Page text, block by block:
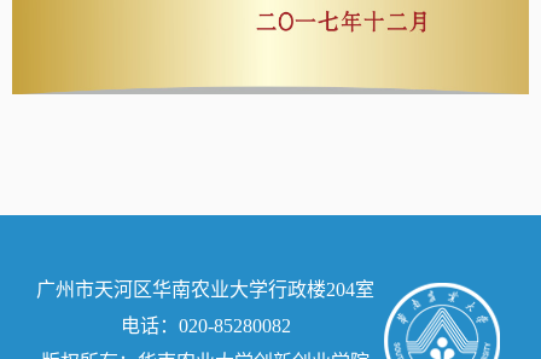
广州市天河区华南农业大学行政楼204室
电话：020-85280082